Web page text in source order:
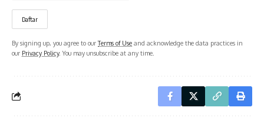
By signing up, you agree to ourTerms of Use and acknowledge the data practices in
our Privacy Policy. You may unsubscribe at any time.